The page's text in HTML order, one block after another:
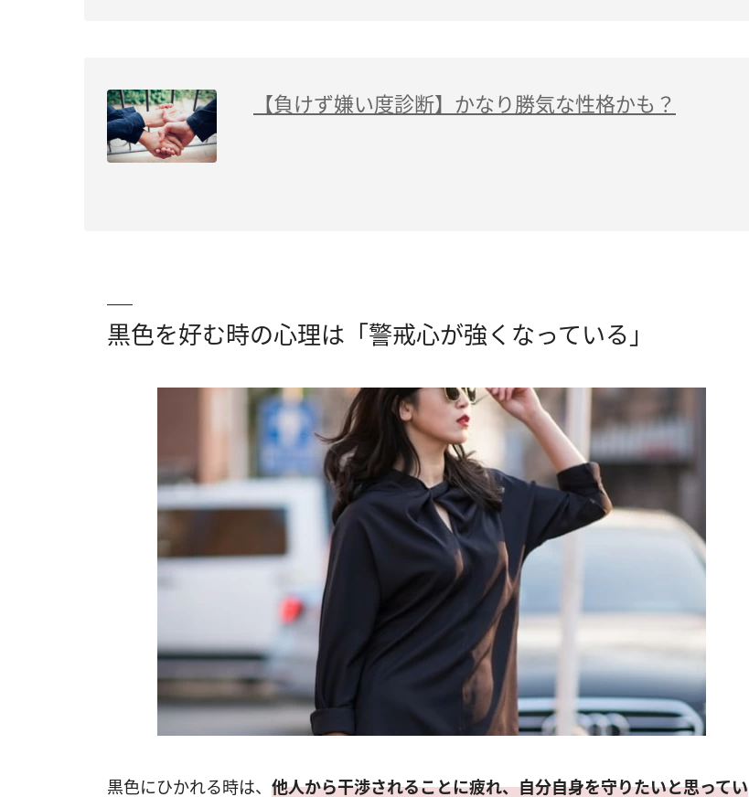
【負けず嫌い度診断】かなり勝気な性格かも？
黒色を好む時の心理は「警戒心が強くなっている」
黒色にひかれる時は、 他人から干渉されることに疲れ、自分自身を守りたいと思ってい